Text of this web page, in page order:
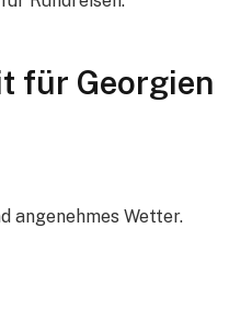
für Georgien
angenehmes Wetter.